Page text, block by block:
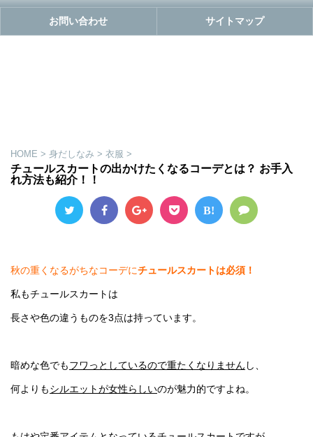
お問い合わせ サイトマップ
HOME > 身だしなみ > 衣服 >
チュールスカートの出かけたくなるコーデとは？ お手入
れ方法も紹介！！
B!
秋の重くなるがちなコーデにチュールスカートは必須！
私もチュールスカートは
長さや色の違うものを3点は持っています。
暗めな色でもフワっとしているので重たくなりません し、
何よりもシルエットが女性らしいのが魅力的ですよね。